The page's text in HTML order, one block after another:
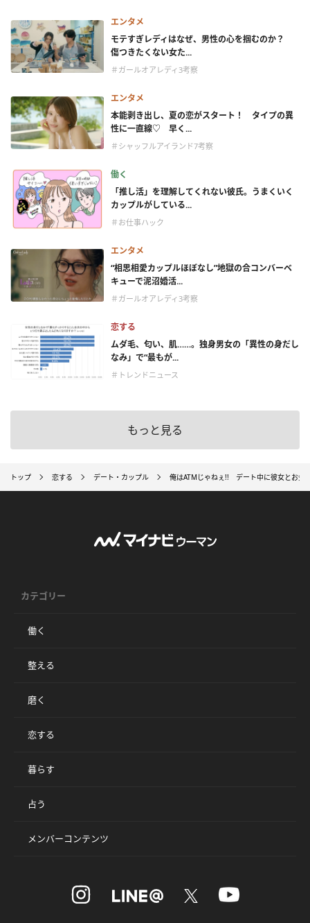
エンタメ
モテすぎレディはなぜ、男性の心を掴むのか？
傷つきたくない女た...
＃ガールオアレディ3考察
エンタメ
本能剥き出し、夏の恋がスタート！ タイプの異
性に一直線♡ 早く...
＃シャッフルアイランド7考察
働く
「推し活」を理解してくれない彼氏。うまくいく
カップルがしている...
＃お仕事ハック
エンタメ
“相思相愛カップルほぼなし”地獄の合コンバーベ
キューで泥沼婚活...
＃ガールオアレディ3考察
恋する
ムダ毛、匂い、肌……。独身男女の「異性の身だし
なみ」で“最もが...
＃トレンドニュース
もっと見る
トップ 恋する デート・カップル 俺はATMじゃねぇ!! デート中に彼女とお金
カテゴリー
働く
整える
磨く
恋する
暮らす
占う
メンバーコンテンツ